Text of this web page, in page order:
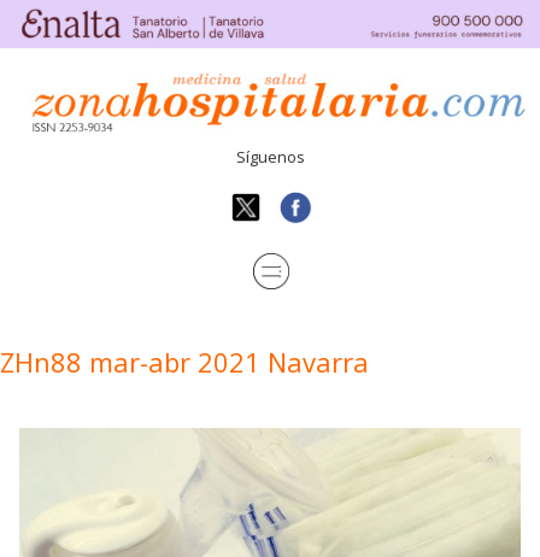
Síguenos
ZHn88 mar-abr 2021 Navarra